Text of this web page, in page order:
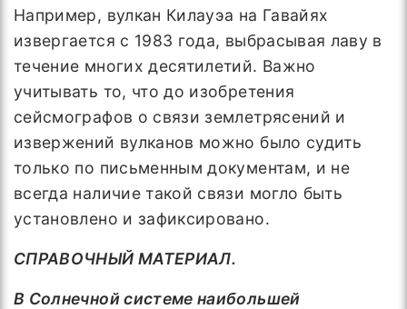
Например, вулкан Килауэа на Гавайях
извергается с 1983 года, выбрасывая лаву в
течение многих десятилетий. Важно
учитывать то, что до изобретения
сейсмографов о связи землетрясений и
извержений вулканов можно было судить
только по письменным документам, и не
всегда наличие такой связи могло быть
установлено и зафиксировано.
СПРАВОЧНЫЙ МАТЕРИАЛ.
В Солнечной системе наибольшей